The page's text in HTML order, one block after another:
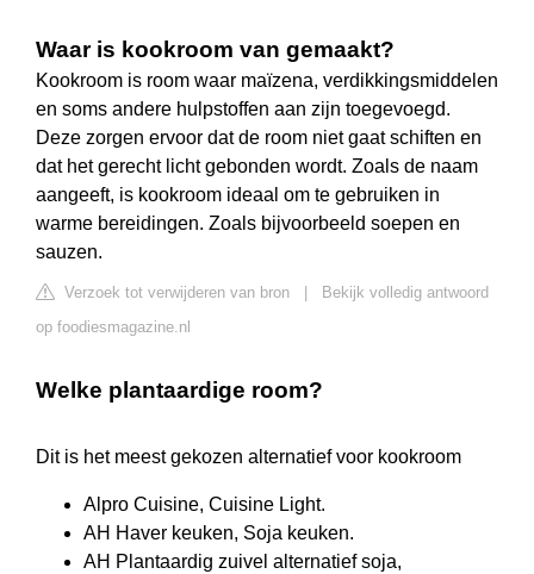
Waar is kookroom van gemaakt?
Kookroom is room waar maïzena, verdikkingsmiddelen
en soms andere hulpstoffen aan zijn toegevoegd.
Deze zorgen ervoor dat de room niet gaat schiften en
dat het gerecht licht gebonden wordt. Zoals de naam
aangeeft, is kookroom ideaal om te gebruiken in
warme bereidingen. Zoals bijvoorbeeld soepen en
sauzen.
Verzoek tot verwijderen van bron
Bekijk volledig antwoord
op foodiesmagazine.nl
Welke plantaardige room?
Dit is het meest gekozen alternatief voor kookroom
Alpro Cuisine, Cuisine Light.
AH Haver keuken, Soja keuken.
AH Plantaardig zuivel alternatief soja,